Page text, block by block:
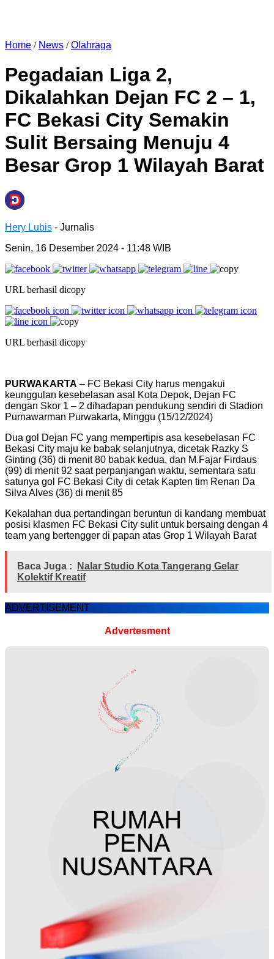
Home / News /Olahraga
Pegadaian Liga 2,
Dikalahkan Dejan FC 2 – 1,
FC Bekasi City Semakin
Sulit Bersaing Menuju 4
Besar Grop 1 Wilayah Barat
Hery Lubis - Jurnalis
Senin, 16 Desember 2024 - 11:48 WIB
URL berhasil dicopy
URL berhasil dicopy
PURWAKARTA – FC Bekasi City harus mengakui
keunggulan kesebelasan asal Kota Depok, Dejan FC
dengan Skor 1 – 2 dihadapan pendukung sendiri di Stadion
Purnawarman Purwakarta, Minggu (15/12/2024)
Dua gol Dejan FC yang mempertipis asa kesebelasan FC
Bekasi City maju ke babak selanjutnya, dicetak Razky S
Ginting (36) di menit 80 babak kedua, dan M.Fajar Firdaus
(99) di menit 92 saat perpanjangan waktu, sementara satu
satunya gol FC Bekasi City di cetak Kapten tim Renan Da
Silva Alves (36) di menit 85
Kekalahan dua pertandingan beruntun di kandang membuat
posisi klasmen FC Bekasi City sulit untuk bersaing dengan 4
team yang bertengger di papan atas Grop 1 Wilayah Barat
Baca Juga :
Nalar Studio Kota Tangerang Gelar
Kolektif Kreatif
ADVERTISEMENT
Advertesment